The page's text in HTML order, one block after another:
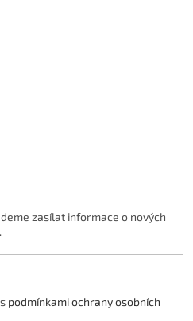
zasílat informace o nových
podmínkami ochrany osobních